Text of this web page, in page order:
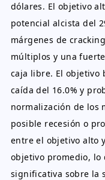
dólares. El objetivo
potencial alcista del
márgenes de
múltiplos y una
caja libre. El objetivo
caída del 16.0% y
normalización de los
posible recesión o
entre el objetivo alto
objetivo promedio,
significativa sobre la